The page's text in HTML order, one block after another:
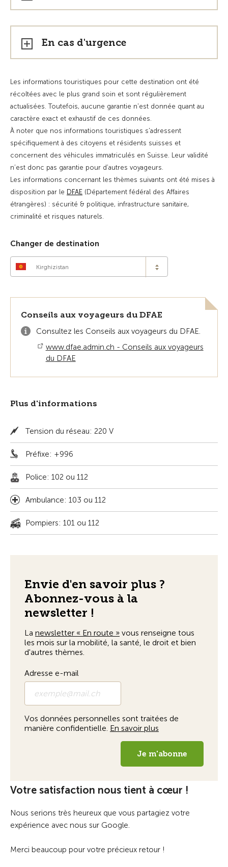
En cas d'urgence
Les informations touristiques pour cette destination ont été
récoltées avec le plus grand soin et sont régulièrement
actualisées. Toutefois, aucune garantie n'est donnée quant au
caractère exact et exhaustif de ces données.
À noter que nos informations touristiques s'adressent
spécifiquement à des citoyens et résidents suisses et
concernent des véhicules immatriculés en Suisse. Leur validité
n’est donc pas garantie pour d’autres voyageurs.
Les informations concernant les thèmes suivants ont été mises à
disposition par le DFAE (Département fédéral des Affaires
étrangères) : sécurité & politique, infrastructure sanitaire,
criminalité et risques naturels.
Changer de destination
Kirghizistan
Conseils aux voyageurs du DFAE
Consultez les Conseils aux voyageurs du DFAE.
www.dfae.admin.ch - Conseils aux voyageurs
du DFAE
Plus d'informations
Tension du réseau: 220 V
Préfixe: +996
Police: 102 ou 112
Ambulance: 103 ou 112
Pompiers: 101 ou 112
Votre satisfaction nous tient à cœur !
Nous serions très heureux que vous partagiez votre
expérience avec nous sur Google.
Merci beaucoup pour votre précieux retour !